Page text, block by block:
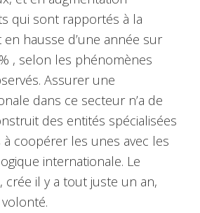
qui sont rapportés à la
hausse d’une année sur
, selon les phénomènes
Assurer une
dans ce secteur n’a de
des entités spécialisées
à coopérer les unes avec les
internationale. Le
crée il y a tout juste un an,